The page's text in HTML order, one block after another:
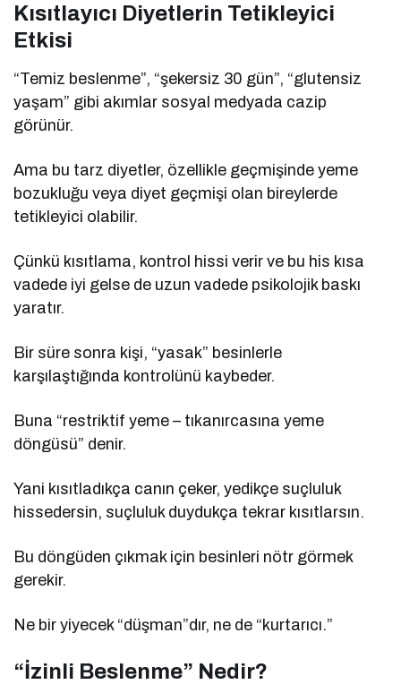
Kısıtlayıcı Diyetlerin Tetikleyici
Etkisi
“Temiz beslenme”, “şekersiz 30 gün”, “glutensiz
yaşam” gibi akımlar sosyal medyada cazip
görünür.
Ama bu tarz diyetler, özellikle geçmişinde yeme
bozukluğu veya diyet geçmişi olan bireylerde
tetikleyici olabilir.
Çünkü kısıtlama, kontrol hissi verir ve bu his kısa
vadede iyi gelse de uzun vadede psikolojik baskı
yaratır.
Bir süre sonra kişi, “yasak” besinlerle
karşılaştığında kontrolünü kaybeder.
Buna “restriktif yeme – tıkanırcasına yeme
döngüsü” denir.
Yani kısıtladıkça canın çeker, yedikçe suçluluk
hissedersin, suçluluk duydukça tekrar kısıtlarsın.
Bu döngüden çıkmak için besinleri nötr görmek
gerekir.
Ne bir yiyecek “düşman”dır, ne de “kurtarıcı.”
“İzinli Beslenme” Nedir?